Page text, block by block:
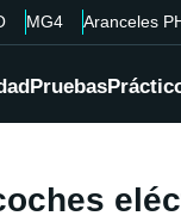
MG4 Aranceles
Pruebas